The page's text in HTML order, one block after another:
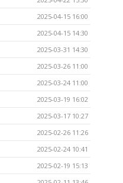
2025-04-15 16:00
2025-04-15 14:30
2025-03-31 14:30
2025-03-26 11:00
2025-03-24 11:00
2025-03-19 16:02
2025-03-17 10:27
2025-02-26 11:26
2025-02-24 10:41
2025-02-19 15:13